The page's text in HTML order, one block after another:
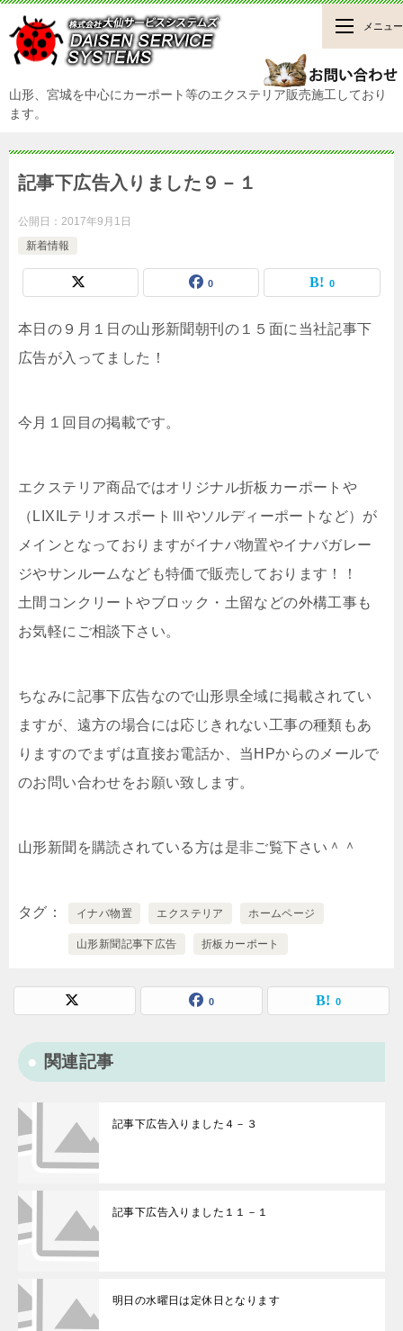
山形、宮城を中心にカーポート等のエクステリア販売施工しており
ます。
メニュー
記事下広告入りました９－１
公開日： 2017年9月1日
新着情報
0 0
本日の９月１日の山形新聞朝刊の１５面に当社記事下
広告が入ってました！
今月１回目の掲載です。
エクステリア商品ではオリジナル折板カーポートや
（LIXILテリオスポートⅢやソルディーポートなど）が
メインとなっておりますがイナバ物置やイナバガレー
ジやサンルームなども特価で販売しております！！
土間コンクリートやブロック・土留などの外構工事も
お気軽にご相談下さい。
ちなみに記事下広告なので山形県全域に掲載されてい
ますが、遠方の場合には応じきれない工事の種類もあ
りますのでまずは直接お電話か、当HPからのメールで
のお問い合わせをお願い致します。
山形新聞を購読されている方は是非ご覧下さい＾＾
タグ イナバ物置 エクステリア ホームページ
山形新聞記事下広告 折板カーポート
0 0
関連記事
記事下広告入りました４－３
記事下広告入りました１１－１
明日の水曜日は定休日となります